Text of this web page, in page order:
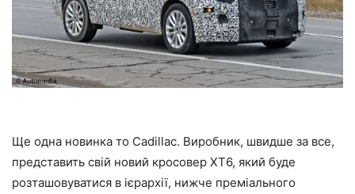
Ще одна новинка то Cadillac. Виробник, швидше за все,
представить свій новий кросовер XT6, який буде
розташовуватися в ієрархії, нижче преміального